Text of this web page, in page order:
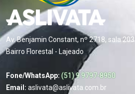
Av. Benjamin Constant, nº 2718, sala 203
Bairro Florestal - Lajeado
Fone/WhatsApp: (51) 9 9797-8950
Email: aslivata@aslivata.com.br